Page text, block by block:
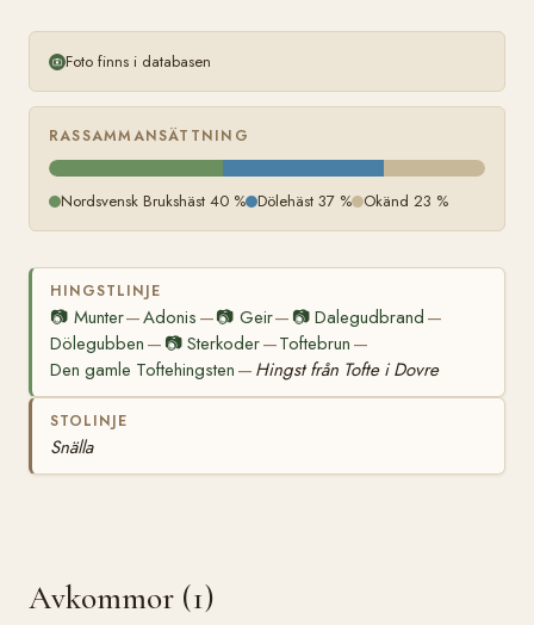
Foto finns i databasen
RASSAMMANSÄTTNING
Nordsvensk Brukshäst 40 % Dölehäst 37 % Okänd 23 %
HINGSTLINJE
📷 Munter—Adonis —📷 Geir— 📷Dalegudbrand —
Dölegubben — 📷Sterkoder—Toftebrun —
Den gamle Toftehingsten — Hingst från Tofte i Dovre
STOLINJE
Snälla
Avkommor (1)